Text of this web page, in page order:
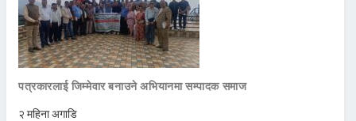
पत्रकारलाई जिम्मेवार बनाउने अभियानमा सम्पादक समाज
२ महिना अगाडि